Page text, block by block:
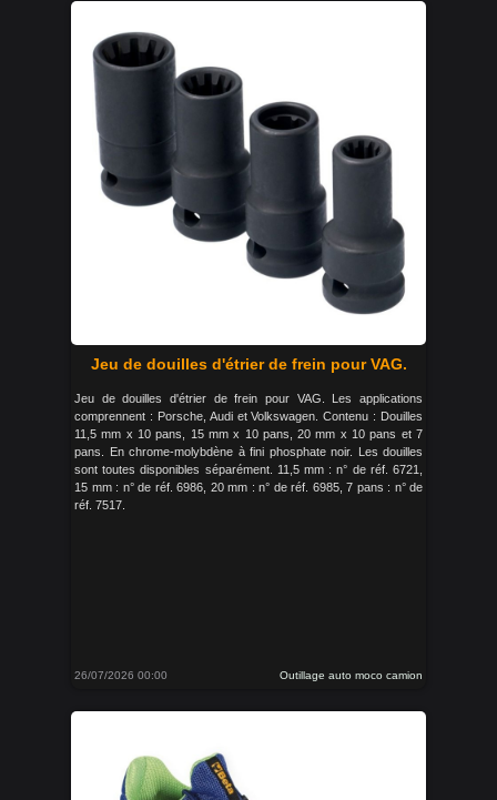
Jeu de douilles d'étrier de frein pour VAG.
Jeu de douilles d'étrier de frein pour VAG. Les applications
comprennent : Porsche, Audi et Volkswagen. Contenu : Douilles
11,5 mm x 10 pans, 15 mm x 10 pans, 20 mm x 10 pans et 7
pans. En chrome-molybdène à fini phosphate noir. Les douilles
sont toutes disponibles séparément. 11,5 mm : n° de réf. 6721,
15 mm : n° de réf. 6986, 20 mm : n° de réf. 6985, 7 pans : n° de
réf. 7517.
26/07/2026 00:00 Outillage auto moco camion